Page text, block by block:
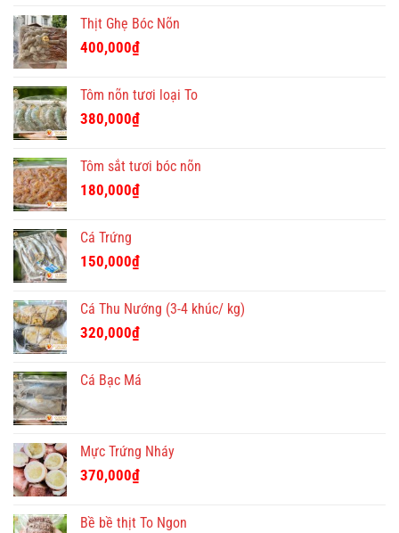
đáo
là:
Thịt Ghẹ Bóc Nõn
400,000₫
Tôm nõn tươi loại To
380,000₫
Tôm sắt tươi bóc nõn
180,000₫
Cá Trứng
150,000₫
Cá Thu Nướng (3-4 khúc/ kg)
320,000₫
Cá Bạc Má
Mực Trứng Nháy
370,000₫
Bề bề thịt To Ngon